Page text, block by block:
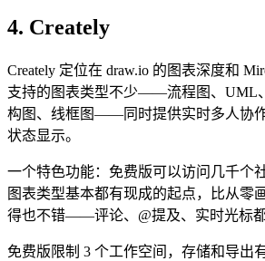
4. Creately
Creately 定位在 draw.io 的图表深度和
支持的图表类型不少——流程图、UML
构图、线框图——同时提供实时多人协
状态显示。
一个特色功能：免费版可以访问几千个
图表类型基本都有现成的起点，比从零
得也不错——评论、@提及、实时光标都
免费版限制 3 个工作空间，存储和导出